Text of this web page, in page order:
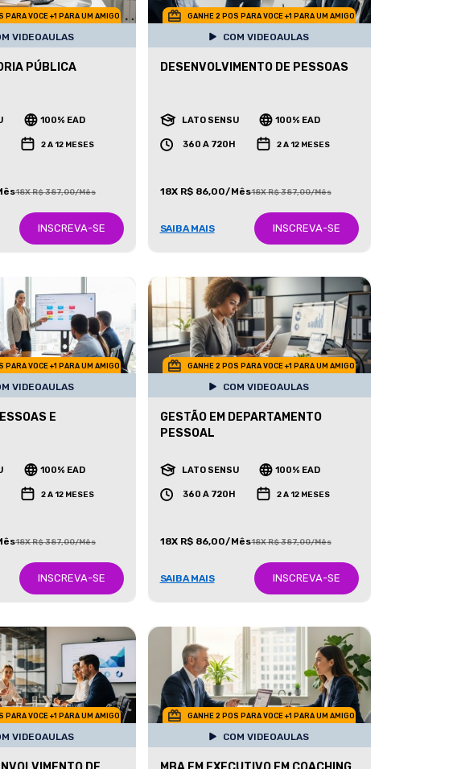
PARA VOCE +1 PARA UM AMIGO
VIDEOAULAS
PÚBLICA
100% EAD
2 A 12 MESES
18X R$ 387,00/Mês
INSCREVA-SE
GANHE 2 POS PARA VOCE +1 PARA UM AMIGO
COM VIDEOAULAS
DESENVOLVIMENTO DE PESSOAS
LATO SENSU 100% EAD
360 A 720H 2 A 12 MESES
18X R$ 86,00/Mês18X R$ 387,00/Mês
SAIBA MAIS INSCREVA-SE
PARA VOCE +1 PARA UM AMIGO
VIDEOAULAS
E
100% EAD
2 A 12 MESES
18X R$ 387,00/Mês
INSCREVA-SE
GANHE 2 POS PARA VOCE +1 PARA UM AMIGO
COM VIDEOAULAS
GESTÃO EM DEPARTAMENTO
PESSOAL
LATO SENSU 100% EAD
360 A 720H 2 A 12 MESES
18X R$ 86,00/Mês18X R$ 387,00/Mês
SAIBA MAIS INSCREVA-SE
PARA VOCE +1 PARA UM AMIGO
VIDEOAULAS
GANHE 2 POS PARA VOCE +1 PARA UM AMIGO
COM VIDEOAULAS